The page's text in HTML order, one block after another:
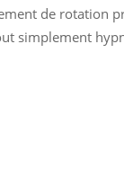
de rotation
simplement